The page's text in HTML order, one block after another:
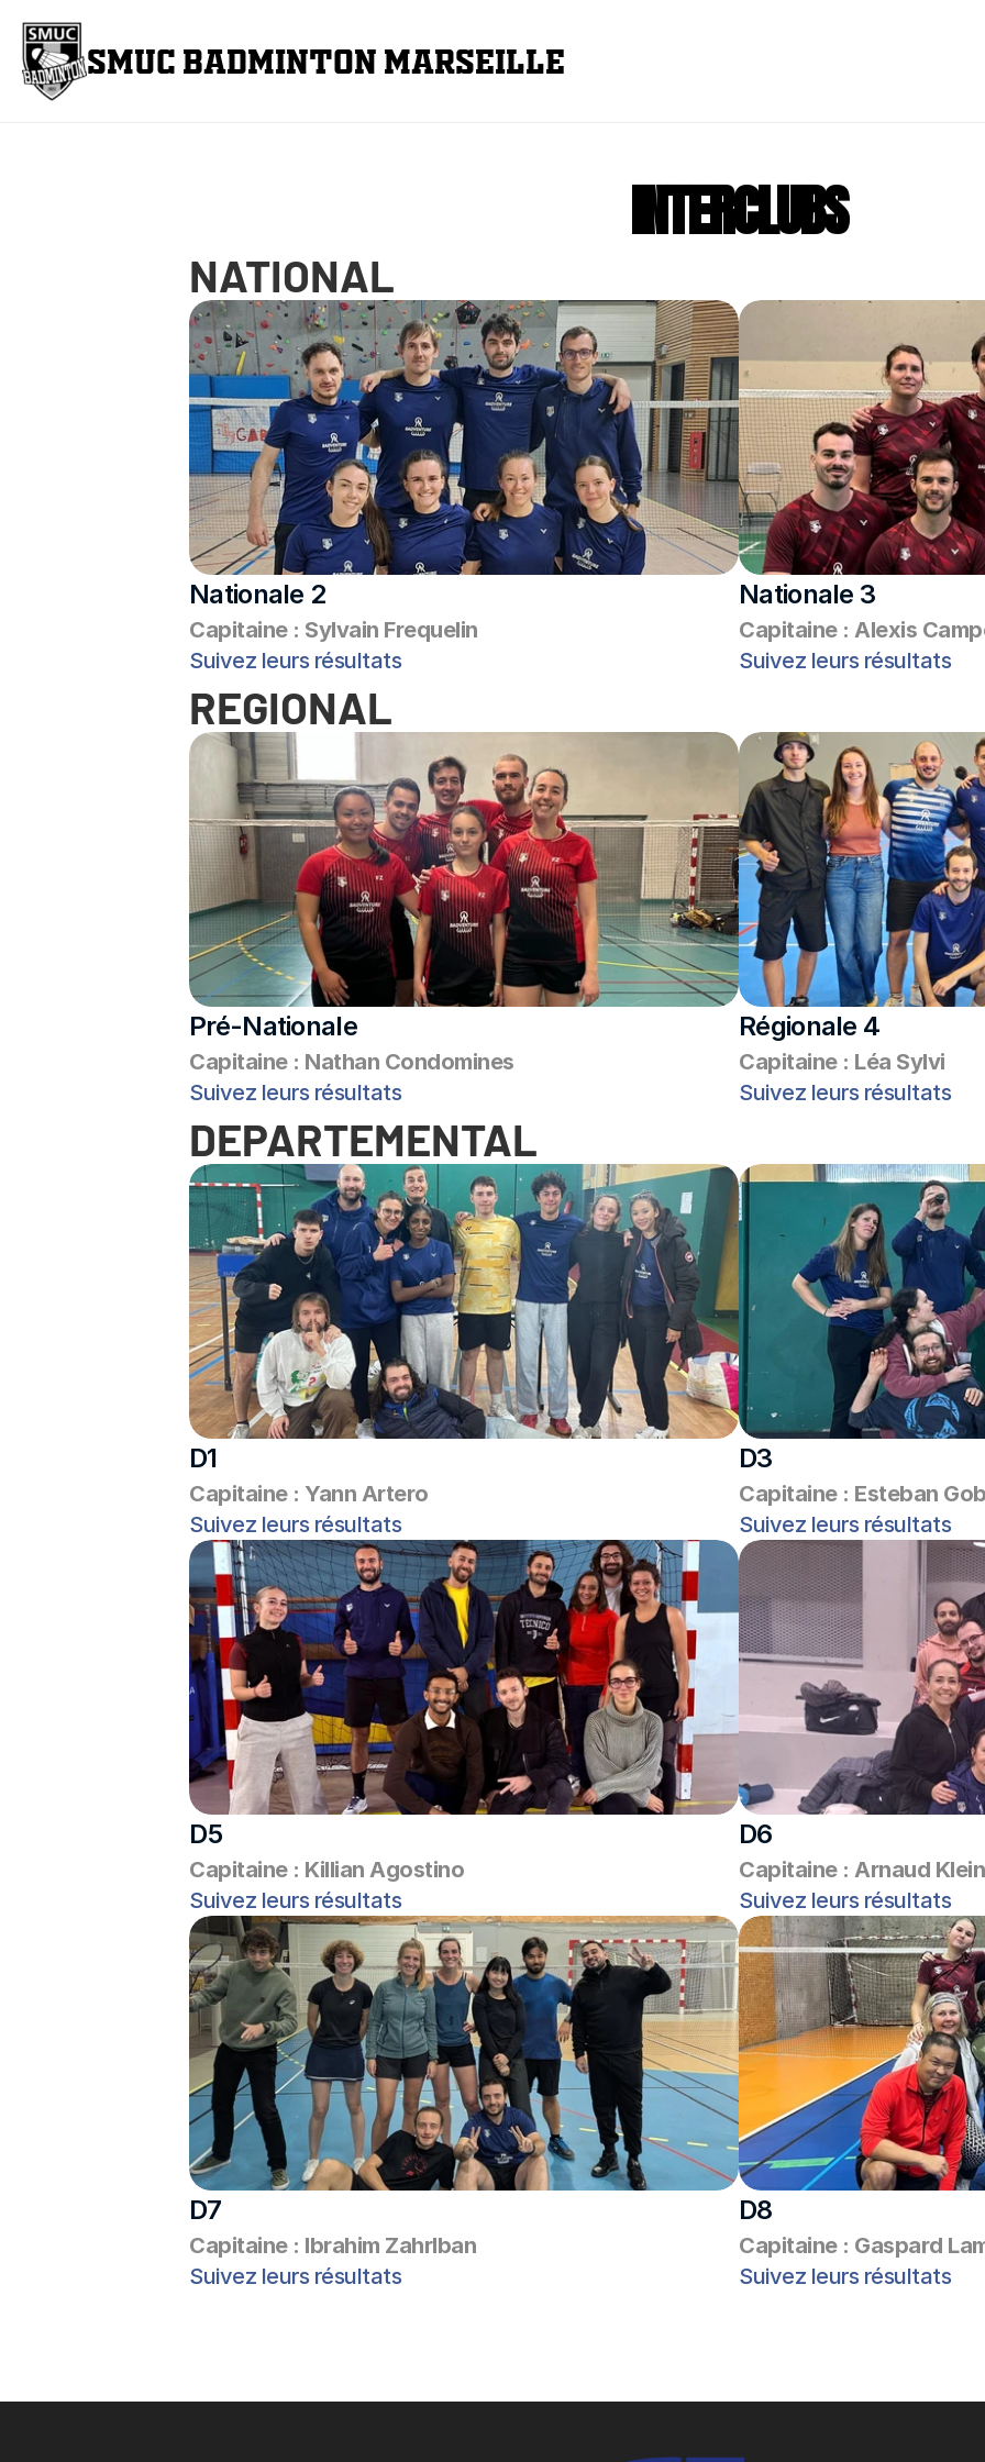
SMUC BADMINTON MARSEILLE
INTERCLUBS
NATIONAL
Nationale 2
Capitaine : Sylvain Frequelin
Suivez leurs résultats
Nationale 3
Capitaine : Alexis
Suivez leurs résultats
REGIONAL
Pré-Nationale
Capitaine : Nathan Condomines
Suivez leurs résultats
Régionale 4
Capitaine : Léa Sylvi
Suivez leurs résultats
DEPARTEMENTAL
D1
Capitaine : Yann Artero
Suivez leurs résultats
D3
Capitaine : Esteban
Suivez leurs résultats
D5
Capitaine : Killian Agostino
Suivez leurs résultats
D6
Capitaine : Arnaud Klein
Suivez leurs résultats
D7
Capitaine : Ibrahim Zahrlban
Suivez leurs résultats
D8
Capitaine : Gaspard
Suivez leurs résultats